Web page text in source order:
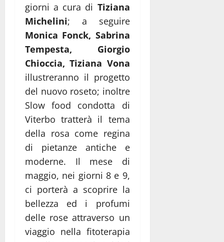
giorni a cura di Tiziana
Michelini; a seguire
Monica Fonck, Sabrina
Tempesta, Giorgio
Chioccia, Tiziana Vona
illustreranno il progetto
del nuovo roseto; inoltre
Slow food condotta di
Viterbo tratterà il tema
della rosa come regina
di pietanze antiche e
moderne. Il mese di
maggio, nei giorni 8 e 9,
ci porterà a scoprire la
bellezza ed i profumi
delle rose attraverso un
viaggio nella fitoterapia